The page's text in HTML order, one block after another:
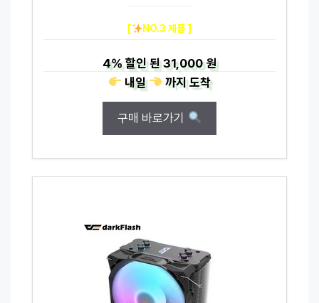
[ NO.3 제품 ]
4%할인 된31,000 원
내일
까지도착
구매 바로가기